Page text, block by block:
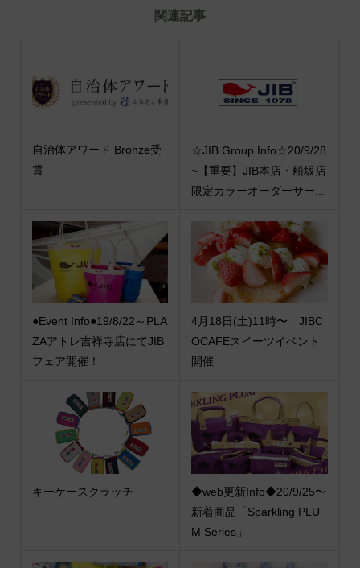
関連記事
自治体アワード Bronze受
賞
☆JIB Group Info☆20/9/28
~【重要】JIB本店・船坂店
限定カラーオーダーサー...
●Event Info●19/8/22～PLA
ZAアトレ吉祥寺店にてJIB
フェア開催！
4月18日(土)11時〜 JIBC
OCAFEスイーツイベント
開催
キーケースクラッチ
◆web更新Info◆20/9/25〜
新着商品「Sparkling PLU
M Series」